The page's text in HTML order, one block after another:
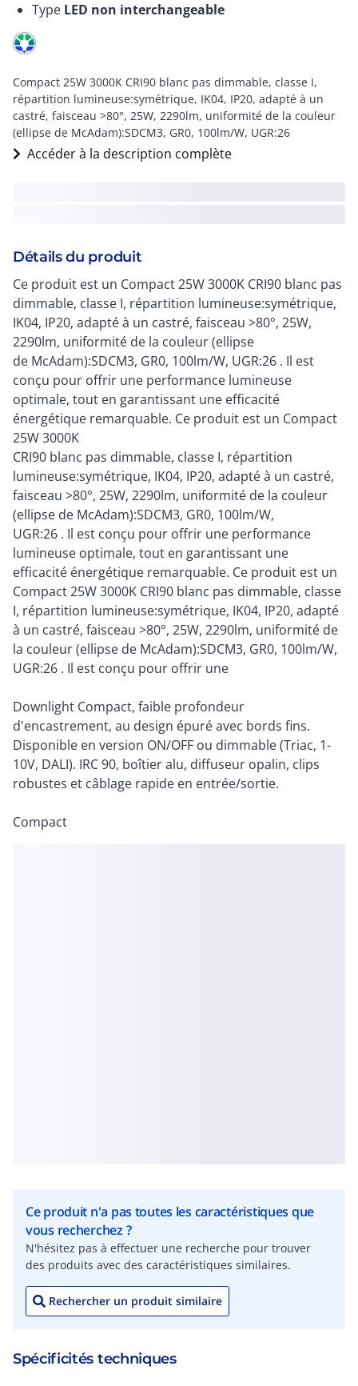
Type LED non interchangeable
Compact 25W 3000K CRI90 blanc pas dimmable, classe I,
répartition lumineuse:symétrique, IK04, IP20, adapté à un
castré, faisceau >80°, 25W, 2290lm, uniformité de la couleur
(ellipse de McAdam):SDCM3, GR0, 100lm/W, UGR:26
Accéder à la description complète
Détails du produit
Ce produit est un Compact 25W 3000K CRI90 blanc pas
dimmable, classe I, répartition lumineuse:symétrique,
IK04, IP20, adapté à un castré, faisceau >80°, 25W,
2290lm, uniformité de la couleur (ellipse
de McAdam):SDCM3, GR0, 100lm/W, UGR:26 . Il est
conçu pour offrir une performance lumineuse
optimale, tout en garantissant une efficacité
énergétique remarquable. Ce produit est un Compact
25W 3000K
CRI90 blanc pas dimmable, classe I, répartition
lumineuse:symétrique, IK04, IP20, adapté à un castré,
faisceau >80°, 25W, 2290lm, uniformité de la couleur
(ellipse de McAdam):SDCM3, GR0, 100lm/W,
UGR:26 . Il est conçu pour offrir une performance
lumineuse optimale, tout en garantissant une
efficacité énergétique remarquable. Ce produit est un
Compact 25W 3000K CRI90 blanc pas dimmable, classe
I, répartition lumineuse:symétrique, IK04, IP20, adapté
à un castré, faisceau >80°, 25W, 2290lm, uniformité de
la couleur (ellipse de McAdam):SDCM3, GR0, 100lm/W,
UGR:26 . Il est conçu pour offrir une
Downlight Compact, faible profondeur
d'encastrement, au design épuré avec bords fins.
Disponible en version ON/OFF ou dimmable (Triac, 1-
10V, DALI). IRC 90, boîtier alu, diffuseur opalin, clips
robustes et câblage rapide en entrée/sortie.
Compact
Ce produit n'a pas toutes les caractéristiques que
vous recherchez ?
N'hésitez pas à effectuer une recherche pour trouver
des produits avec des caractéristiques similaires.
Rechercher un produit similaire
Spécificités techniques